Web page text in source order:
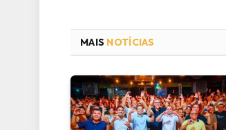
MAIS NOTÍCIAS